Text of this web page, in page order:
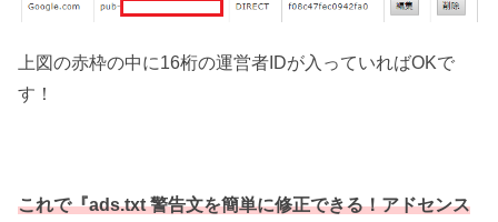
上図の赤枠の中に16桁の運営者IDが入っていればOKで
す！
これで『ads.txt 警告文を簡単に修正できる！アドセンス